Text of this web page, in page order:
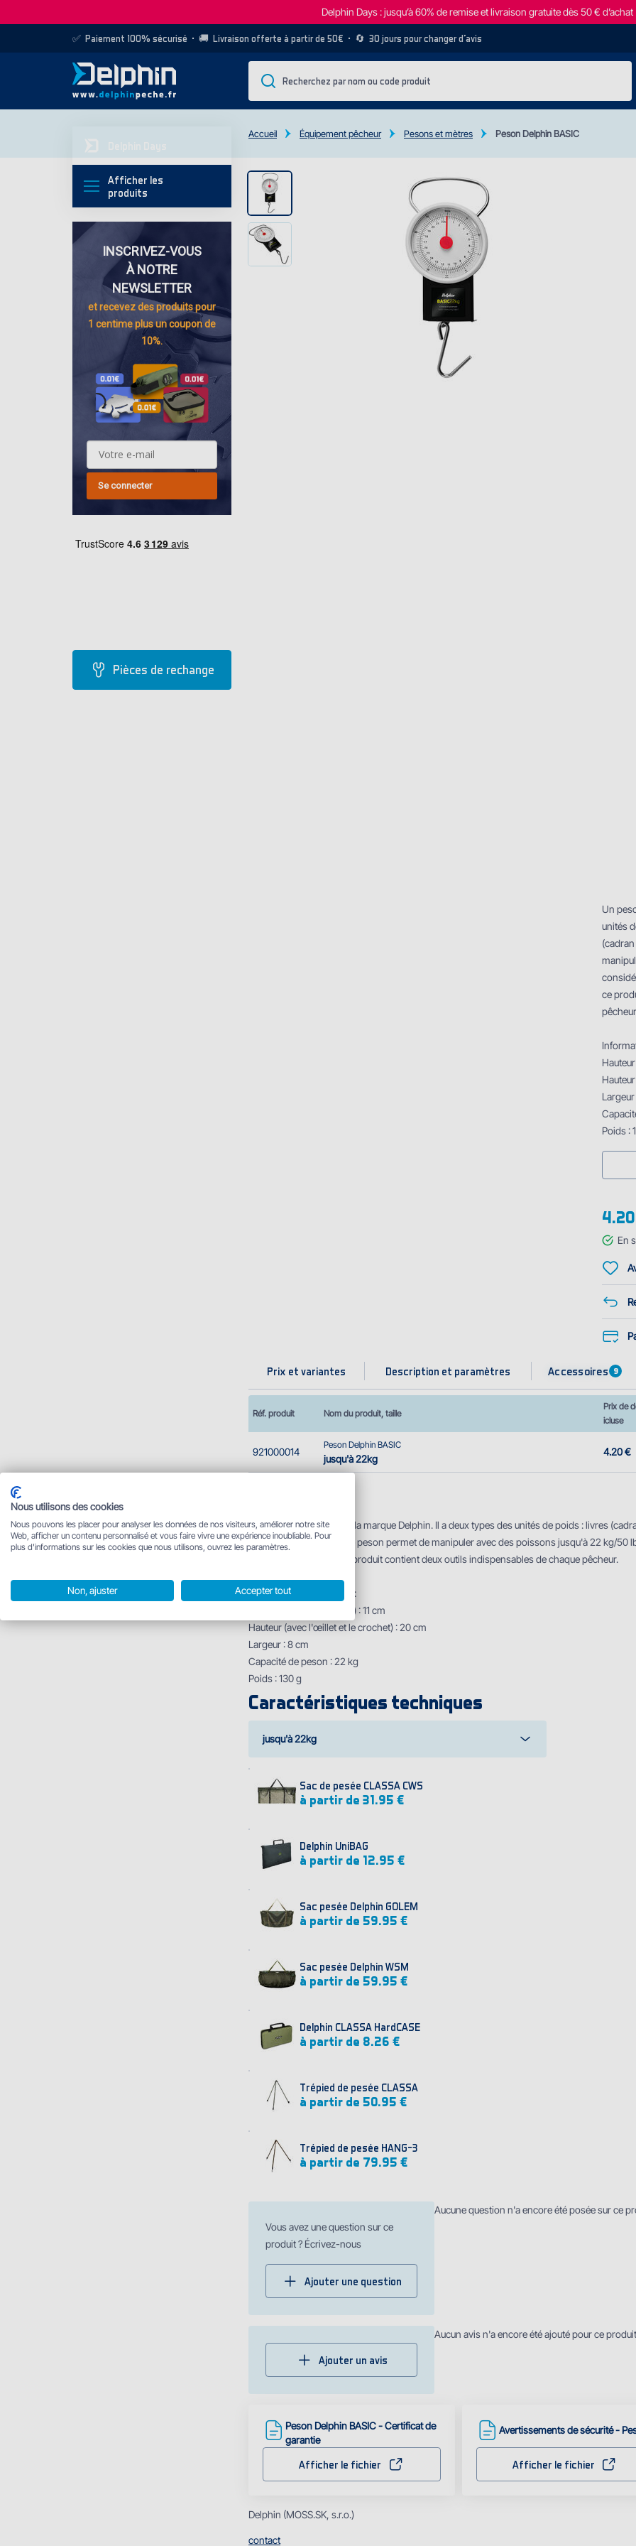
Delphin Days : jusqu’à 60% de remise et livraison gratuite dès 50 € d’achat
✅ Paiement 100% sécurisé • 🚚 Livraison offerte à partir de 50€ • 🔄 30 jours pour changer d’avis
Afficher les
produits
INSCRIVEZ-VOUS
À NOTRE
NEWSLETTER
et recevez desproduits pour
1 centimeplus un coupon de
10%.
Se connecter
Pièces de rechange
Accueil Équipement pêcheur Pesons et mètres Peson Delphin BASIC
Un
unités
ce
Poids :
En
Prix et variantes Description et paramètres Accessoires 9
Réf. produit Nom du produit, taille
Prix de
icluse
921000014
Peson Delphin BASIC
jusqu'à 22kg
4.20 €
Un peson mécanique de la marque Delphin. Il a deux types des unités de poids : livres
construction solide de ce peson permet de manipuler avec des poissons jusqu'à 22 kg/50
la partie basse. Ainsi, ce produit contient deux outils indispensables de chaque pêcheur.
Informations techniques :
Hauteur (corps du peson) : 11 cm
Hauteur (avec l'œillet et le crochet) : 20 cm
Largeur : 8 cm
Capacité de peson : 22 kg
Poids : 130 g
Caractéristiques techniques
jusqu'à 22kg
Sac de pesée CLASSA CWS
à partir de 31.95 €
Delphin UniBAG
à partir de 12.95 €
Sac pesée Delphin GOLEM
à partir de 59.95 €
Sac pesée Delphin WSM
à partir de 59.95 €
Delphin CLASSA HardCASE
à partir de 8.26 €
Trépied de pesée CLASSA
à partir de 50.95 €
Trépied de pesée HANG-3
à partir de 79.95 €
Vous avez une question sur ce
produit ? Écrivez-nous
Ajouter une question
Aucune question n'a encore été posée sur ce
Ajouter un avis
Aucun avis n'a encore été ajouté pour ce produit
Peson Delphin BASIC - Certificat de
garantie
Afficher le fichier
Avertissements de sécurité -
Afficher le fichier
Delphin (MOSS.SK, s.r.o.)
contact
Nous utilisons des cookies
Nous pouvons les placer pour analyser les données de nos visiteurs, améliorer notre site
Web, afficher un contenu personnalisé et vous faire vivre une expérience inoubliable. Pour
plus d'informations sur les cookies que nous utilisons, ouvrez les paramètres.
Non, ajuster Accepter tout